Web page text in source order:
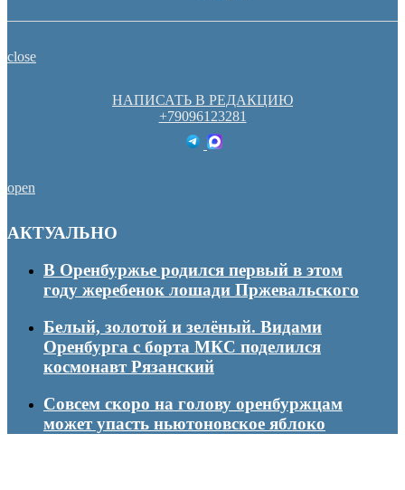
close
НАПИСАТЬ В РЕДАКЦИЮ
+79096123281
open
АКТУАЛЬНО
В Оренбуржье родился первый в этом
году жеребенок лошади Пржевальского
Белый, золотой и зелёный. Видами
Оренбурга с борта МКС поделился
космонавт Рязанский
Совсем скоро на голову оренбуржцам
может упасть ньютоновское яблоко